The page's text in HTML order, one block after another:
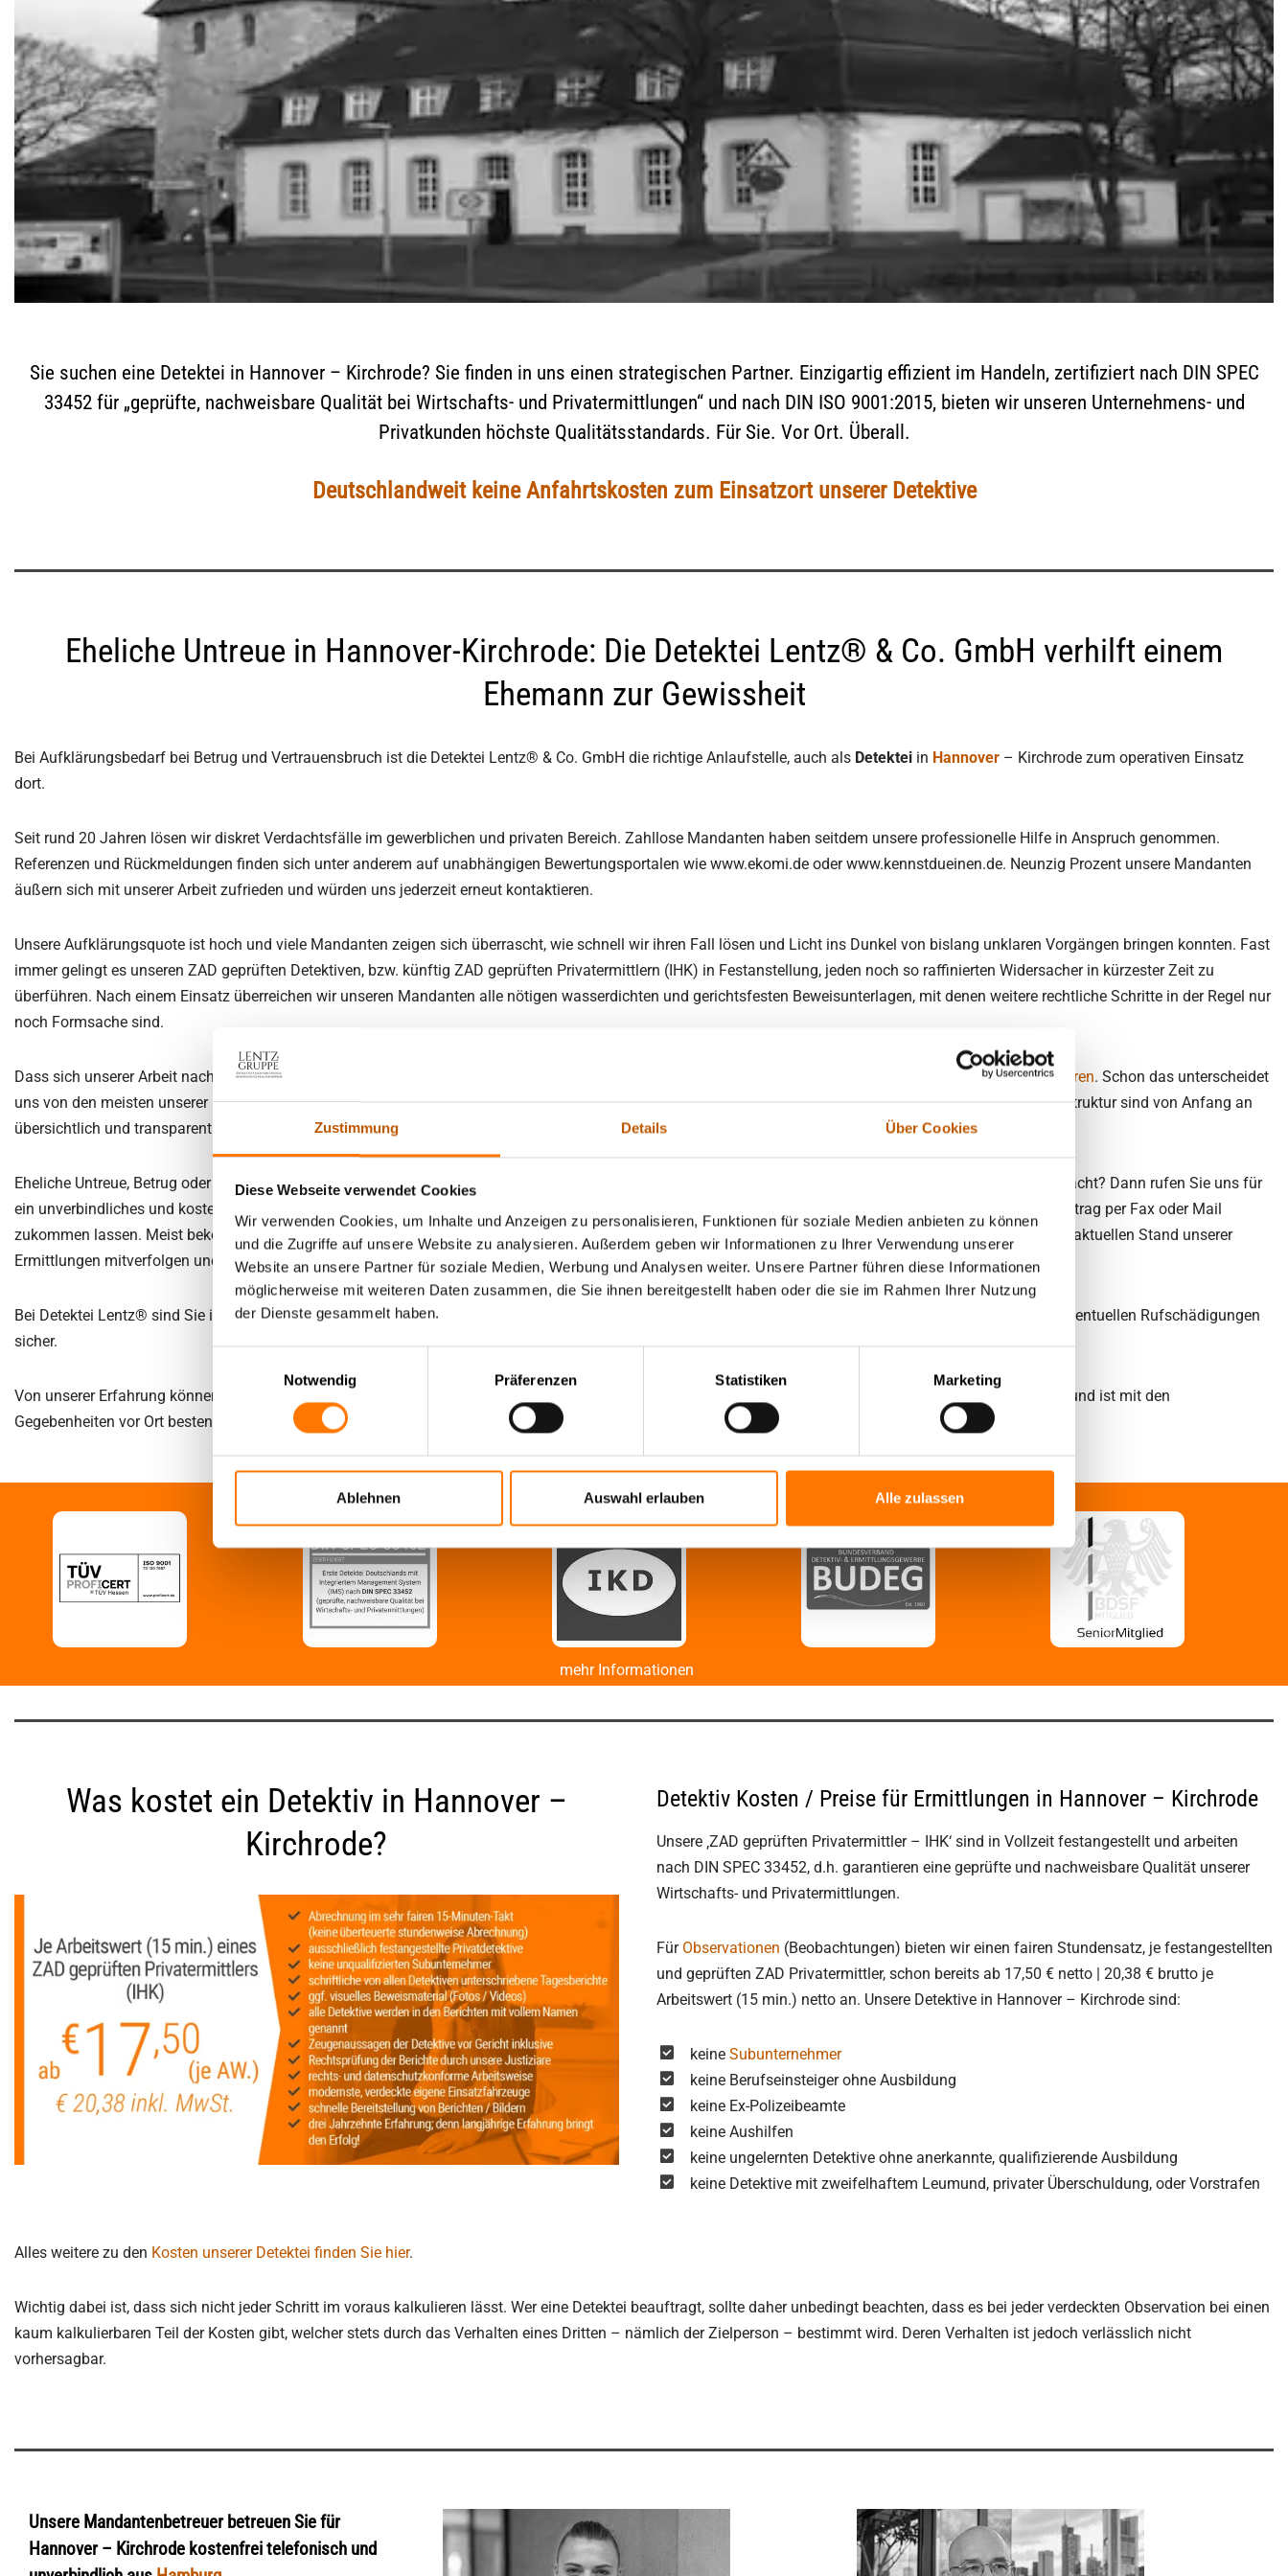
Zustimmung Details Über Cookies
Diese Webseite verwendet Cookies
Wir verwenden Cookies, um Inhalte und Anzeigen zu personalisieren, Funktionen für soziale Medien anbieten zu können
und die Zugriffe auf unsere Website zu analysieren. Außerdem geben wir Informationen zu Ihrer Verwendung unserer
Website an unsere Partner für soziale Medien, Werbung und Analysen weiter. Unsere Partner führen diese Informationen
möglicherweise mit weiteren Daten zusammen, die Sie ihnen bereitgestellt haben oder die sie im Rahmen Ihrer Nutzung
der Dienste gesammelt haben.
Notwendig
Präferenzen Statistiken Marketing
Ablehnen Auswahl erlauben Alle zulassen
Sie suchen eine Detektei in Hannover – Kirchrode? Sie finden in uns einen strategischen Partner. Einzigartig effizient im Handeln, zertifiziert nach DIN SPEC
33452 für „geprüfte, nachweisbare Qualität bei Wirtschafts- und Privatermittlungen“ und nach DIN ISO 9001:2015, bieten wir unseren Unternehmens- und
Privatkunden höchste Qualitätsstandards. Für Sie. Vor Ort. Überall.
Deutschlandweit keine Anfahrtskosten zum Einsatzort unserer Detektive
Eheliche Untreue in Hannover-Kirchrode: Die Detektei Lentz® & Co. GmbH verhilft einem
Ehemann zur Gewissheit
Bei Aufklärungsbedarf bei Betrug und Vertrauensbruch ist die Detektei Lentz® & Co. GmbH die richtige Anlaufstelle, auch als Detektei in Hannover – Kirchrode zum operativen Einsatz
dort.
Seit rund 20 Jahren lösen wir diskret Verdachtsfälle im gewerblichen und privaten Bereich. Zahllose Mandanten haben seitdem unsere professionelle Hilfe in Anspruch genommen.
Referenzen und Rückmeldungen finden sich unter anderem auf unabhängigen Bewertungsportalen wie www.ekomi.de oder www.kennstdueinen.de. Neunzig Prozent unsere Mandanten
äußern sich mit unserer Arbeit zufrieden und würden uns jederzeit erneut kontaktieren.
Unsere Aufklärungsquote ist hoch und viele Mandanten zeigen sich überrascht, wie schnell wir ihren Fall lösen und Licht ins Dunkel von bislang unklaren Vorgängen bringen konnten. Fast
immer gelingt es unseren ZAD geprüften Detektiven, bzw. künftig ZAD geprüften Privatermittlern (IHK) in Festanstellung, jeden noch so raffinierten Widersacher in kürzester Zeit zu
überführen. Nach einem Einsatz überreichen wir unseren Mandanten alle nötigen wasserdichten und gerichtsfesten Beweisunterlagen, mit denen weitere rechtliche Schritte in der Regel nur
noch Formsache sind.
Dass sich unserer Arbeit nach höchsten Qualitätsmaßstäben richtet, ist nicht nur ein Lippenbekenntnis. Regelmäßig jährlich lassen wir uns vomTÜV zertifizieren. Schon das unterscheidet
uns von den meisten unserer Mitbewerber. Detektivarbeit ist Vertrauenssache. Deswegen legen wir Wert auf klare Verhältnisse. Unsere Konditionen und Preisstruktur sind von Anfang an
übersichtlich und transparent. So erleben Sie bei uns keine unliebsamen Überraschungen, etwa wegen versteckter Nebenkosten.
Eheliche Untreue, Betrug oder das Aufspüren von unterhaltspflichtigen Personen gehören seit jeher zu unserer täglichen Arbeit. Haben Sie einen unguten Verdacht? Dann rufen Sie uns für
ein unverbindliches und kostenloses Beratungsgespräch an. Sobald wir die für Ihren Fall geeignete Vorgehensweise vereinbart haben, können Sie uns den Auftrag per Fax oder Mail
zukommen lassen. Meist bekommen Sie tagesgleich einen Zugang zu unserem verschlüsselten Online-Portal Lentz Membersclub®. Auf dem können Sie den aktuellen Stand unserer
Ermittlungen mitverfolgen und den weiteren Verlauf mit uns abstimmen.
Bei Detektei Lentz® sind Sie in sicheren Händen. Wir arbeiten professionell und mit äußerster Diskretion. Selbst in heiklen und sensiblen Fällen sind Sie vor eventuellen Rufschädigungen
sicher.
Von unserer Erfahrung können auch Sie in Hannover-Kirchrode profitieren. Die Detektei Lentz® steht mit kundigen Ermittlern jederzeit für einen Einsatz bereit und ist mit den
Gegebenheiten vor Ort bestens vertraut.
mehr Informationen
Was kostet ein Detektiv in Hannover –
Kirchrode?
Detektiv Kosten / Preise für Ermittlungen in Hannover – Kirchrode
Unsere ‚ZAD geprüften Privatermittler – IHK‘ sind in Vollzeit festangestellt und arbeiten
nach DIN SPEC 33452, d.h. garantieren eine geprüfte und nachweisbare Qualität unserer
Wirtschafts- und Privatermittlungen.
Für Observationen (Beobachtungen) bieten wir einen fairen Stundensatz, je festangestellten
und geprüften ZAD Privatermittler, schon bereits ab 17,50 € netto | 20,38 € brutto je
Arbeitswert (15 min.) netto an. Unsere Detektive in Hannover – Kirchrode sind:
keineSubunternehmer
keine Berufseinsteiger ohne Ausbildung
keine Ex-Polizeibeamte
keine Aushilfen
keine ungelernten Detektive ohne anerkannte, qualifizierende Ausbildung
keine Detektive mit zweifelhaftem Leumund, privater Überschuldung, oder Vorstrafen
Alles weitere zu den Kosten unserer Detektei finden Sie hier.
Wichtig dabei ist, dass sich nicht jeder Schritt im voraus kalkulieren lässt. Wer eine Detektei beauftragt, sollte daher unbedingt beachten, dass es bei jeder verdeckten Observation bei einen
kaum kalkulierbaren Teil der Kosten gibt, welcher stets durch das Verhalten eines Dritten – nämlich der Zielperson – bestimmt wird. Deren Verhalten ist jedoch verlässlich nicht
vorhersagbar.
Unsere Mandantenbetreuer betreuen Sie für
Hannover – Kirchrode kostenfrei telefonisch und